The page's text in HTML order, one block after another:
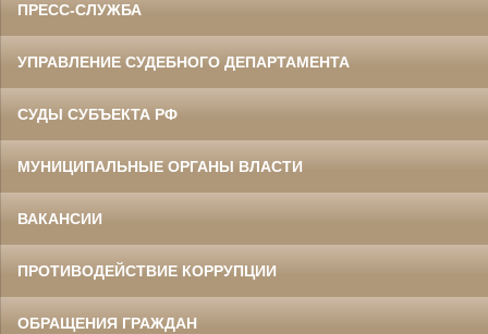
ПРЕСС-СЛУЖБА
УПРАВЛЕНИЕ СУДЕБНОГО ДЕПАРТАМЕНТА
СУДЫ СУБЪЕКТА РФ
МУНИЦИПАЛЬНЫЕ ОРГАНЫ ВЛАСТИ
ВАКАНСИИ
ПРОТИВОДЕЙСТВИЕ КОРРУПЦИИ
ОБРАЩЕНИЯ ГРАЖДАН